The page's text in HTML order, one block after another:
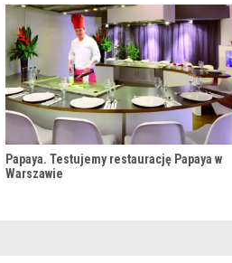
Papaya. Testujemy restaurację Papaya w
Warszawie